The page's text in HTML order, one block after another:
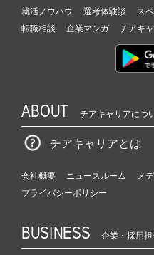
就活ノウハウ 選考体験談 ス
転職相談
企業マンガ チアキ
ABOUT チアキャリアにつ
チアキャリアとは
会社概要 ニュースルーム
メ
プライバシーポリシー
BUSINESS 企業・採用